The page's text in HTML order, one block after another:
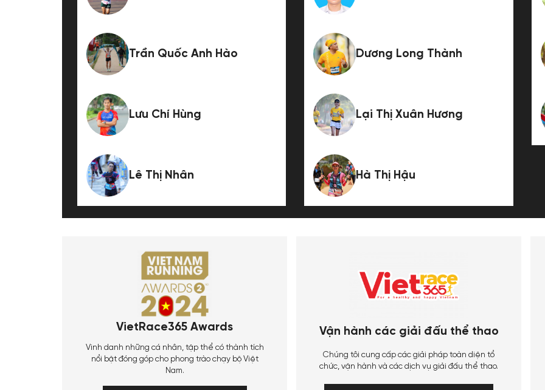
Trần Quốc Anh Hào Dương Long Thành
Lưu Chí Hùng Lại Thị Xuân Hương
Lê Thị Nhân Hà Thị Hậu
VietRace365 Awards
Vinh danh những cá nhân, tập thể có thành tích
nổi bật đóng góp cho phong trào chạy bộ Việt
Nam.
Vận hành các giải đấu thể thao
Chúng tôi cung cấp các giải pháp toàn diện tổ
chức, vận hành và các dịch vụ giải đấu thể thao.